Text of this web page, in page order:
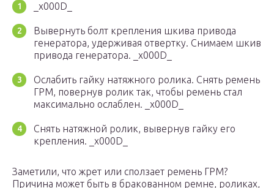
_x000D_
Вывернуть болт крепления шкива привода
генератора, удерживая отвертку. Снимаем шкив
привода генератора. _x000D_
Ослабить гайку натяжного ролика. Снять ремень
ГРМ, повернув ролик так, чтобы ремень стал
максимально ослаблен. _x000D_
Снять натяжной ролик, вывернув гайку его
крепления. _x000D_
Заметили, что жрет или сползает ремень ГРМ?
Причина может быть в бракованном ремне, роликах,